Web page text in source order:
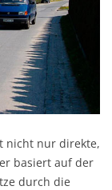
nicht nur direkte,
basiert auf der
durch die